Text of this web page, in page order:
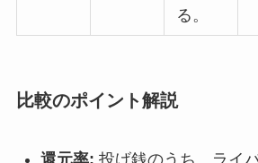
る。
比較のポイント解説